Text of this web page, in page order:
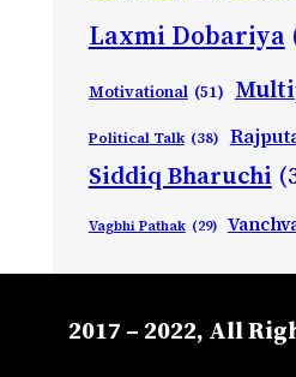
Laxmi Dobariya
Motivational (51)
Political Talk (38)
Siddiq Bharuchi
Vagbhi Pathak (29)
2017 – 2022, All